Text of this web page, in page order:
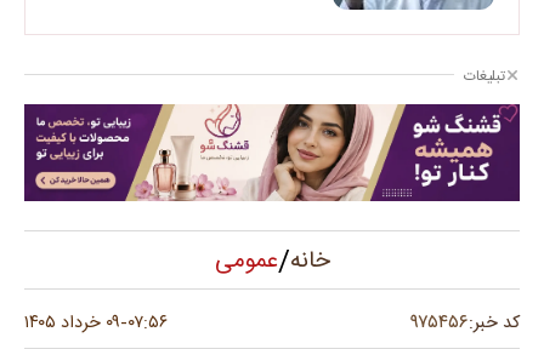
تبلیغات
خانه/عمومی
کد خبر:۹۷۵۴۵۶ ۰۷:۵۶-۰۹ خرداد ۱۴۰۵